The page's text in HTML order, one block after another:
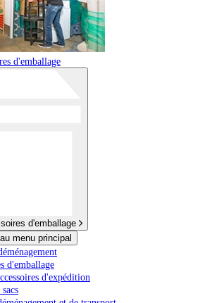
d'emballage
d'emballage
menu principal
d'emballage
d'expédition